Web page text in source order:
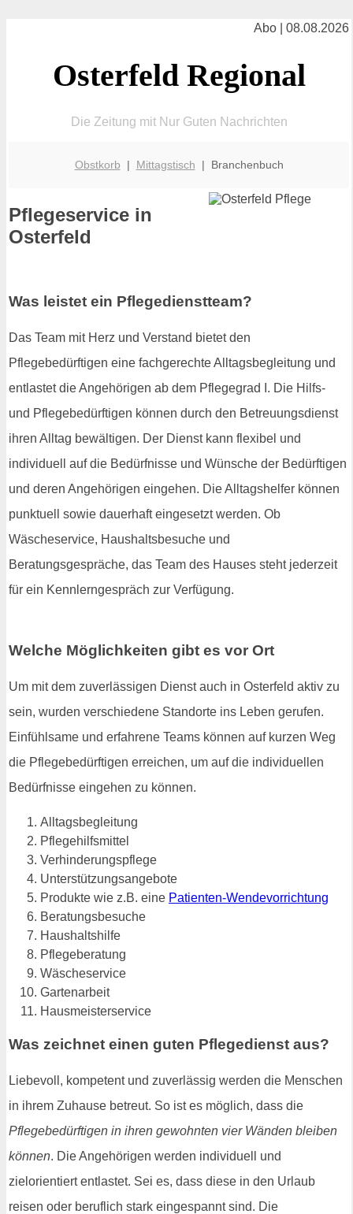
Abo | 08.08.2026
Osterfeld Regional
Die Zeitung mit Nur Guten Nachrichten
Obstkorb | Mittagstisch | Branchenbuch
Pflegeservice in
Osterfeld
Was leistet ein Pflegedienstteam?
Das Team mit Herz und Verstand bietet den
Pflegebedürftigen eine fachgerechte Alltagsbegleitung und
entlastet die Angehörigen ab dem Pflegegrad I. Die Hilfs-
und Pflegebedürftigen können durch den Betreuungsdienst
ihren Alltag bewältigen. Der Dienst kann flexibel und
individuell auf die Bedürfnisse und Wünsche der Bedürftigen
und deren Angehörigen eingehen. Die Alltagshelfer können
punktuell sowie dauerhaft eingesetzt werden. Ob
Wäscheservice, Haushaltsbesuche und
Beratungsgespräche, das Team des Hauses steht jederzeit
für ein Kennlerngespräch zur Verfügung.
Welche Möglichkeiten gibt es vor Ort
Um mit dem zuverlässigen Dienst auch in Osterfeld aktiv zu
sein, wurden verschiedene Standorte ins Leben gerufen.
Einfühlsame und erfahrene Teams können auf kurzen Weg
die Pflegebedürftigen erreichen, um auf die individuellen
Bedürfnisse eingehen zu können.
Alltagsbegleitung
Pflegehilfsmittel
Verhinderungspflege
Unterstützungsangebote
Produkte wie z.B. eine Patienten-Wendevorrichtung
Beratungsbesuche
Haushaltshilfe
Pflegeberatung
Wäscheservice
Gartenarbeit
Hausmeisterservice
Was zeichnet einen guten Pflegedienst aus?
Liebevoll, kompetent und zuverlässig werden die Menschen
in ihrem Zuhause betreut. So ist es möglich, dass die
Pflegebedürftigen in ihren gewohnten vier Wänden bleiben
können. Die Angehörigen werden individuell und
zielorientiert entlastet. Sei es, dass diese in den Urlaub
reisen oder beruflich stark eingespannt sind. Die